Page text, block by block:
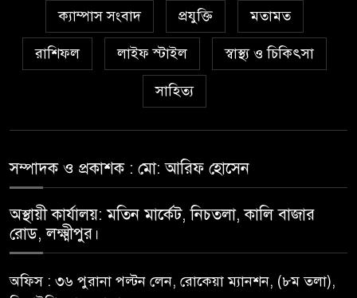
ক্যাম্পাস সংবাদ প্রযুক্তি মতামত
রাশিফল লাইফ স্টাইল স্বাস্থ্য ও চিকিৎসা
সাহিত্য
সম্পাদক ও প্রকাশক : মো: আরিফ হোসেন
অস্থায়ী কার্যালয়: মতিন মার্কেট, নিচতলা, কালি বাজার
রোড, লক্ষ্মীপুর।
অফিস : ৩৬ পুরানা পল্টন লেন, রোকেয়া ম্যানশন, (৮ম তলা),